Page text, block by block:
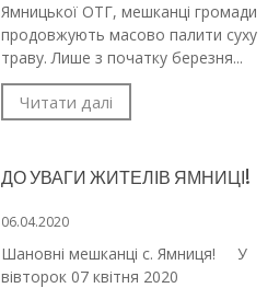
Ямницької ОТГ, мешканці громади
продовжують масово палити суху
траву. Лише з початку березня...
Читати далі
ДО УВАГИ ЖИТЕЛІВ ЯМНИЦІ!
06.04.2020
Шановні мешканці с. Ямниця! У
вівторок 07 квітня 2020